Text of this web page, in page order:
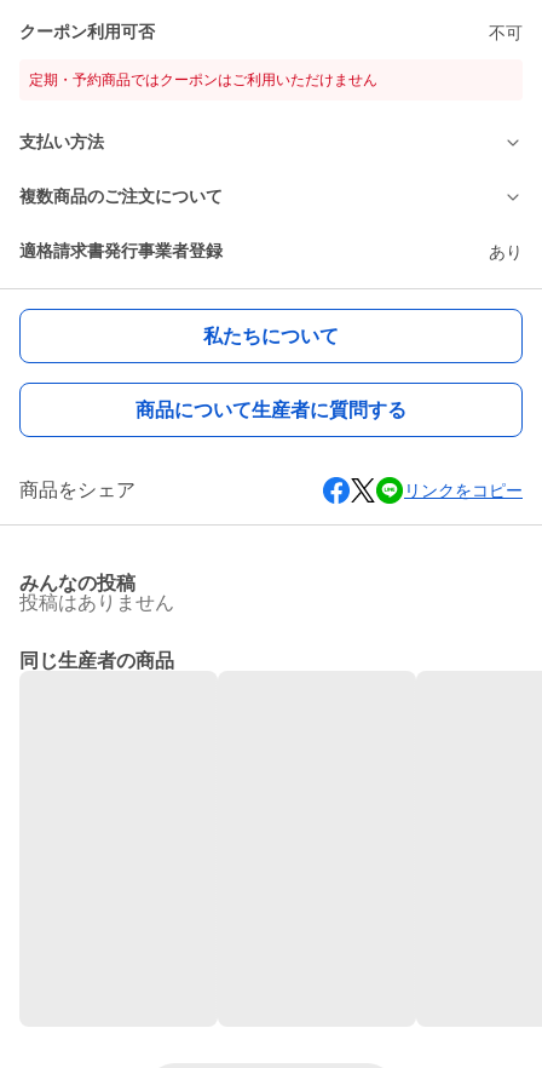
クーポン利用可否 不可
定期・予約商品ではクーポンはご利用いただけません
支払い方法
複数商品のご注文について
適格請求書発行事業者登録 あり
私たちについて
商品について生産者に質問する
商品をシェア リンクをコピー
みんなの投稿
投稿はありません
同じ生産者の商品